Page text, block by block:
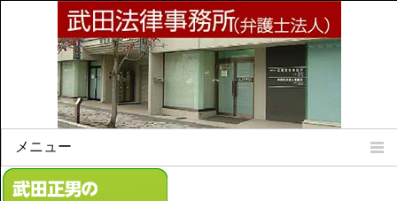
メニュー
Home